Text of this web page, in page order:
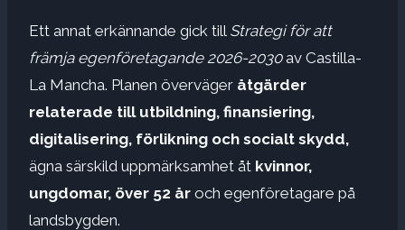
Ett annat erkännande gick till Strategi för att
främja egenföretagande 2026-2030av Castilla-
La Mancha. Planen överväger åtgärder
relaterade till utbildning, finansiering,
digitalisering, förlikning och socialt skydd,
ägna särskild uppmärksamhet åt kvinnor,
ungdomar, över 52 år och egenföretagare på
landsbygden.